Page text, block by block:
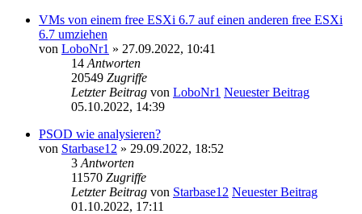
VMs von einem free ESXi 6.7 auf einen anderen free ESXi
6.7 umziehen
von LoboNr1 » 27.09.2022, 10:41
14 Antworten
20549 Zugriffe
Letzter Beitrag von LoboNr1 Neuester Beitrag
05.10.2022, 14:39
PSOD wie analysieren?
von Starbase12 » 29.09.2022, 18:52
3 Antworten
11570 Zugriffe
Letzter Beitrag von Starbase12 Neuester Beitrag
01.10.2022, 17:11